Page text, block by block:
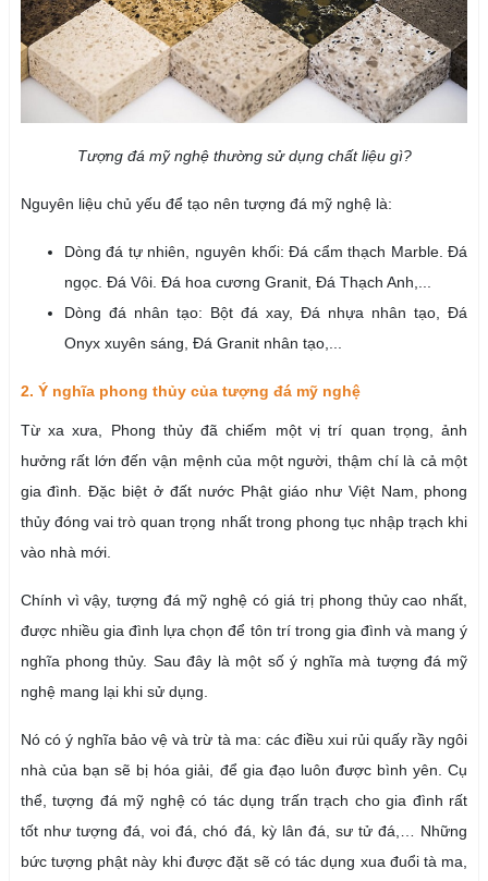
Tượng đá mỹ nghệ thường sử dụng chất liệu gì?
Nguyên liệu chủ yếu để tạo nên tượng đá mỹ nghệ là:
Dòng đá tự nhiên, nguyên khối: Đá cẩm thạch Marble. Đá
ngọc. Đá Vôi. Đá hoa cương Granit, Đá Thạch Anh,...
Dòng đá nhân tạo: Bột đá xay, Đá nhựa nhân tạo, Đá
Onyx xuyên sáng, Đá Granit nhân tạo,...
2. Ý nghĩa phong thủy của tượng đá mỹ nghệ
Từ xa xưa, Phong thủy đã chiếm một vị trí quan trọng, ảnh
hưởng rất lớn đến vận mệnh của một người, thậm chí là cả một
gia đình. Đặc biệt ở đất nước Phật giáo như Việt Nam, phong
thủy đóng vai trò quan trọng nhất trong phong tục nhập trạch khi
vào nhà mới.
Chính vì vậy, tượng đá mỹ nghệ có giá trị phong thủy cao nhất,
được nhiều gia đình lựa chọn để tôn trí trong gia đình và mang ý
nghĩa phong thủy. Sau đây là một số ý nghĩa mà tượng đá mỹ
nghệ mang lại khi sử dụng.
Nó có ý nghĩa bảo vệ và trừ tà ma: các điều xui rủi quấy rầy ngôi
nhà của bạn sẽ bị hóa giải, để gia đạo luôn được bình yên. Cụ
thể, tượng đá mỹ nghệ có tác dụng trấn trạch cho gia đình rất
tốt như tượng đá, voi đá, chó đá, kỳ lân đá, sư tử đá,… Những
bức tượng phật này khi được đặt sẽ có tác dụng xua đuổi tà ma,